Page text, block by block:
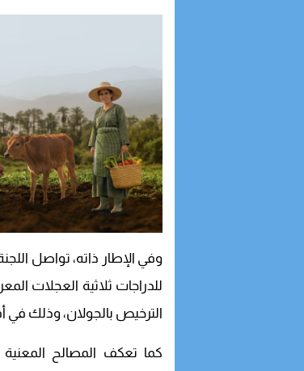
للدراجات ثلاثية العجلات
الترخيص بالجولان، وذلك في
كما تعكف المصالح